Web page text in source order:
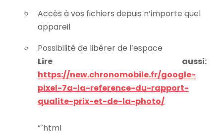
Accès à vos fichiers depuis n’importe quel
appareil
Possibilité de libérer de l’espace
Lire aussi:
https://new.chronomobile.fr/google-
pixel-7a-la-reference-du-rapport-
qualite-prix-et-de-la-photo/
“`html